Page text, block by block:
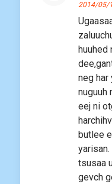
2014/05/
huuhed
neg har
nuguuh
eej ni
butlee
tsusaa
gevch